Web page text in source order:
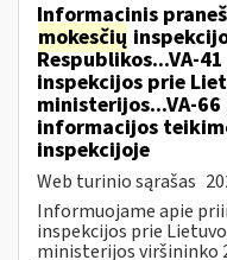
Informacinis
mokesčių
Respublikos...VA-
inspekcijos prie
ministerijos...VA-
informacijos
inspekcijoje
Web turinio sąrašas
Informuojame apie
inspekcijos prie
ministerijos viršininko